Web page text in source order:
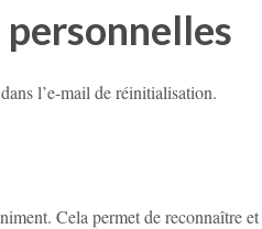
l’e-mail de réinitialisation.
Cela permet de reconnaître